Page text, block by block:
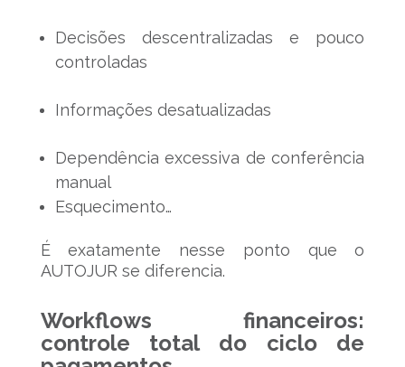
Decisões descentralizadas e pouco
controladas
Informações desatualizadas
Dependência excessiva de conferência
manual
Esquecimento…
É exatamente nesse ponto que o
AUTOJUR se diferencia.
Workflows financeiros:
controle total do ciclo de